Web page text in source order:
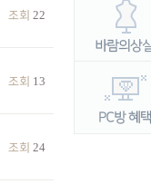
조회 22
조회 13
조회 24